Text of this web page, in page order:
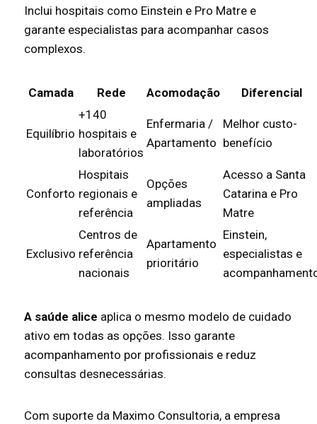
Inclui hospitais como Einstein e Pro Matre e
garante especialistas para acompanhar casos
complexos.
Camada Rede Acomodação Diferencial
Equilíbrio
+140
hospitais e
laboratórios
Enfermaria /
Apartamento
Melhor custo-
benefício
Conforto
Hospitais
regionais e
referência
Opções
ampliadas
Acesso a Santa
Catarina e Pro
Matre
Exclusivo
Centros de
referência
nacionais
Apartamento
prioritário
Einstein,
especialistas e
A saúde alice aplica o mesmo modelo de cuidado
ativo em todas as opções. Isso garante
acompanhamento por profissionais e reduz
consultas desnecessárias.
Com suporte da Maximo Consultoria, a empresa